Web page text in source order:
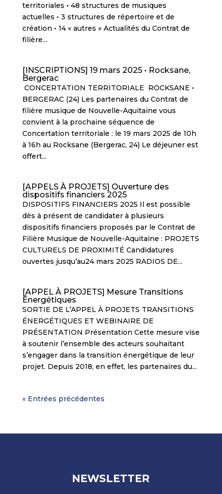
territoriales • 48 structures de musiques
actuelles • 3 structures de répertoire et de
création • 14 « autres » Actualités du Contrat de
filière...
[INSCRIPTIONS] 19 mars 2025 • Rocksane,
Bergerac
CONCERTATION TERRITORIALE ROCKSANE •
BERGERAC (24) Les partenaires du Contrat de
filière musique de Nouvelle-Aquitaine vous
convient à la prochaine séquence de
Concertation territoriale : le 19 mars 2025 de 10h
à 16h au Rocksane (Bergerac, 24) Le déjeuner est
offert...
[APPELS À PROJETS] Ouverture des
dispositifs financiers 2025
DISPOSITIFS FINANCIERS 2025 Il est possible
dès à présent de candidater à plusieurs
dispositifs financiers proposés par le Contrat de
Filière Musique de Nouvelle-Aquitaine : PROJETS
CULTURELS DE PROXIMITÉ Candidatures
ouvertes jusqu’au24 mars 2025 RADIOS DE...
[APPEL À PROJETS] Mesure Transitions
Énergétiques
SORTIE DE L’APPEL À PROJETS TRANSITIONS
ÉNERGÉTIQUES ET WEBINAIRE DE
PRÉSENTATION Présentation Cette mesure vise
à soutenir l’ensemble des acteurs souhaitant
s’engager dans la transition énergétique de leur
projet. Depuis 2018, en effet, les partenaires du...
« Entrées précédentes
NEWSLETTER